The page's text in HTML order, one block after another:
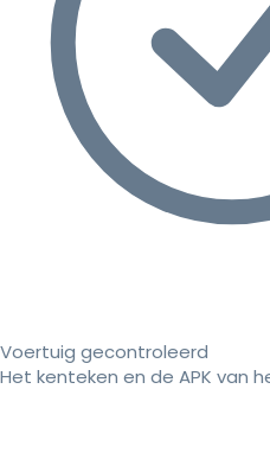
Voertuig gecontroleerd
Het kenteken en de APK van